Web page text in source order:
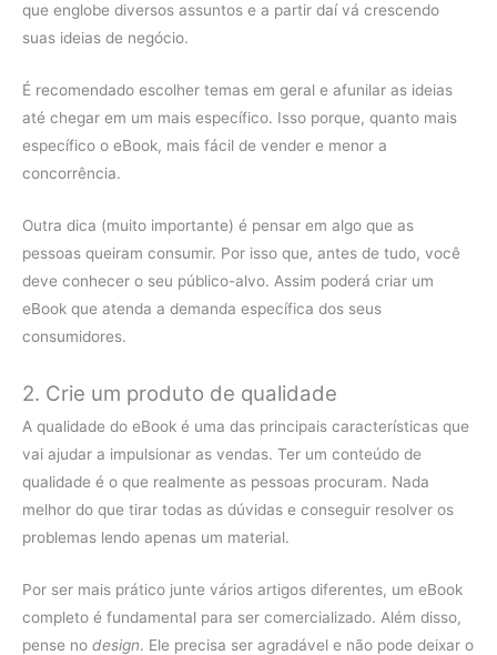
que englobe diversos assuntos e a partir daí vá crescendo
suas ideias de negócio.
É recomendado escolher temas em geral e afunilar as ideias
até chegar em um mais específico. Isso porque, quanto mais
específico o eBook, mais fácil de vender e menor a
concorrência.
Outra dica (muito importante) é pensar em algo que as
pessoas queiram consumir. Por isso que, antes de tudo, você
deve conhecer o seu público-alvo. Assim poderá criar um
eBook que atenda a demanda específica dos seus
consumidores.
2. Crie um produto de qualidade
A qualidade do eBook é uma das principais características que
vai ajudar a impulsionar as vendas. Ter um conteúdo de
qualidade é o que realmente as pessoas procuram. Nada
melhor do que tirar todas as dúvidas e conseguir resolver os
problemas lendo apenas um material.
Por ser mais prático junte vários artigos diferentes, um eBook
completo é fundamental para ser comercializado. Além disso,
pense no design. Ele precisa ser agradável e não pode deixar o